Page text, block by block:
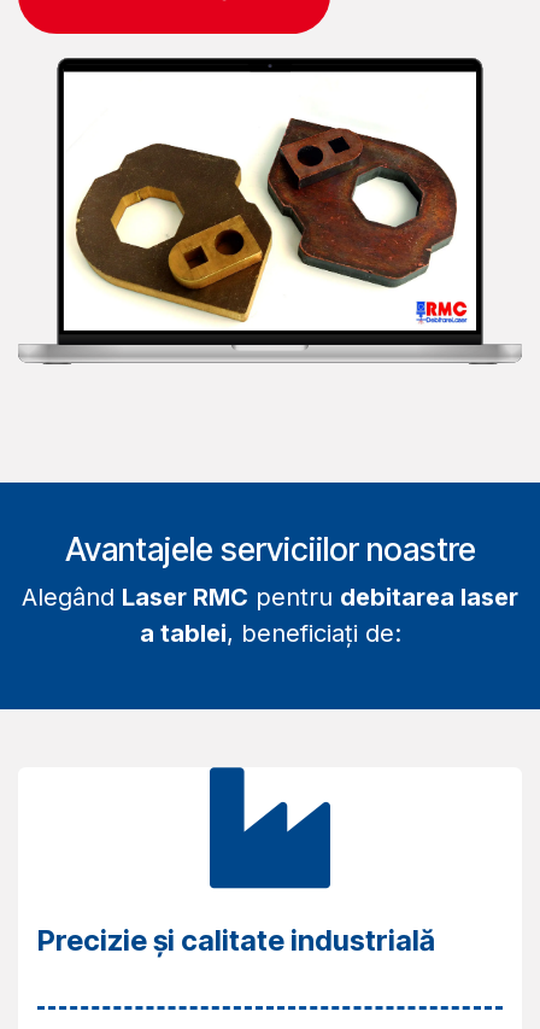
Avantajele serviciilor noastre
Alegând Laser RMC pentru debitarea laser
a tablei, beneficiați de:
Precizie și calitate industrială